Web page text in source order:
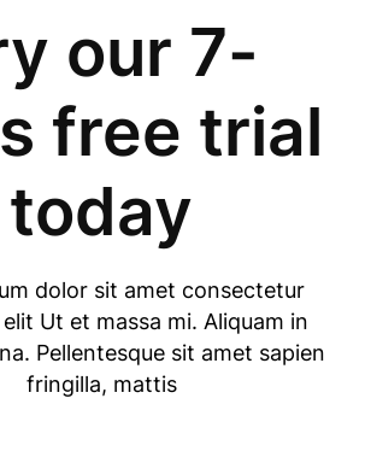
our 7-
free trial
today
dolor sit amet consectetur
Ut et massa mi. Aliquam in
Pellentesque sit amet sapien
fringilla, mattis